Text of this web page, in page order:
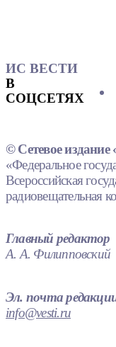
ИС ВЕСТИ
В
СОЦСЕТЯХ
© Сетевое издание
«Федеральное
Всероссийская
радиовещательная
Главный редактор
А. А. Филипповский
Эл. почта
info@vesti.ru